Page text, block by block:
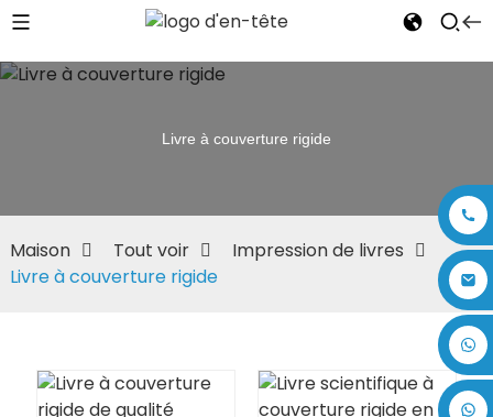
Livre à couverture rigide
Maison Tout voir
Impression de livres
Livre à couverture rigide